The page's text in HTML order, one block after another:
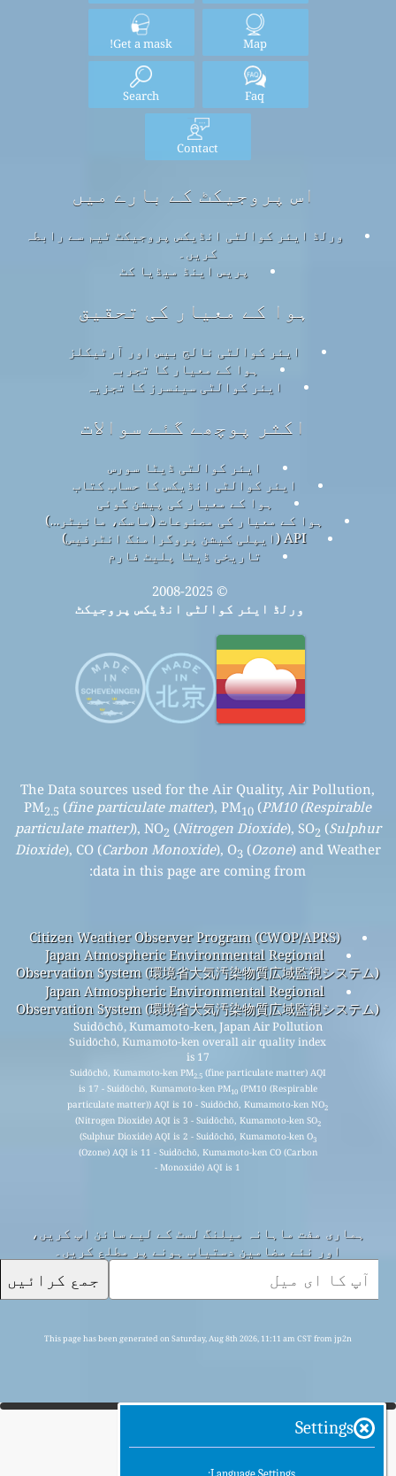
Map
Get a mask!
Faq
Search
Contact
اس پروجیکٹ کے بارے میں
ورلڈ ایئر کوالٹی انڈیکس پروجیکٹ ٹیم سے رابطہ
کریں۔
پریس اینڈ میڈیا کٹ
ہوا کے معیار کی تحقیق
ایئر کوالٹی نالج بیس اور آرٹیکلز
ہوا کے معیار کا تجربہ
ایئر کوالٹی سینسرز کا تجزیہ
اکثر پوچھے گئے سوالات
ایئر کوالٹی ڈیٹا سورس
ایئر کوالٹی انڈیکس کا حساب کتاب
ہوا کے معیار کی پیشن گوئی
ہوا کے معیار کی مصنوعات (ماسک، مانیٹر…)
API (ایپلی کیشن پروگرامنگ انٹرفیس)
تاریخی ڈیٹا پلیٹ فارم
© 2008-2025
ورلڈ ایئر کوالٹی انڈیکس پروجیکٹ
The Data sources used for the Air Quality, Air Pollution,
PM2.5(fine particulate matter), PM10(PM10 (Respirable
particulate matter)), NO2 (Nitrogen Dioxide), SO2 (Sulphur
Dioxide), CO (Carbon Monoxide), O3 (Ozone ) and Weather
data in this page are coming from:
Citizen Weather Observer Program (CWOP/APRS)
Japan Atmospheric Environmental Regional
Observation System (環境省大気汚染物質広域監視システム)
Japan Atmospheric Environmental Regional
Observation System (環境省大気汚染物質広域監視システム)
Suidōchō, Kumamoto-ken, Japan Air Pollution
Suidōchō, Kumamoto-ken overall air quality index
is 17
Suidōchō, Kumamoto-ken PM2.5(fine particulate matter) AQI
is 17 - Suidōchō, Kumamoto-ken PM10(PM10 (Respirable
particulate matter)) AQI is 10 - Suidōchō, Kumamoto-ken NO
(Nitrogen Dioxide) AQI is 3 - Suidōchō, Kumamoto-ken SO
(Sulphur Dioxide) AQI is 2 - Suidōchō, Kumamoto-ken O
(Ozone) AQI is 11 - Suidōchō, Kumamoto-ken CO (Carbon
Monoxide) AQI is 1 -
ہماری مفت ماہانہ میلنگ لسٹ کے لیے سائن اپ کریں،
اور نئے مضامین دستیاب ہونے پر مطلع کریں۔
جمع کرائیں
This page has been generated on Saturday, Aug 8th 2026, 11:11 am CST from jp2n
Settings